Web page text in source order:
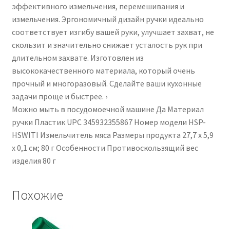
эффективного измельчения, перемешивания и
измельчения. Эргономичный дизайн ручки идеально
соответствует изгибу вашей руки, улучшает захват, не
скользит и значительно снижает усталость рук при
длительном захвате. Изготовлен из
высококачественного материала, который очень
прочный и многоразовый. Сделайте ваши кухонные
задачи проще и быстрее. ›
Можно мыть в посудомоечной машине ‎Да Материал
ручки ‎Пластик UPC ‎345932355867 Номер модели ‎HSP-
HSWITI Измельчитель мяса Размеры продукта ‎27,7 x 5,9
x 0,1 см; 80 г Особенности ‎Противоскользящий вес
изделия ‎80 г
Похожие